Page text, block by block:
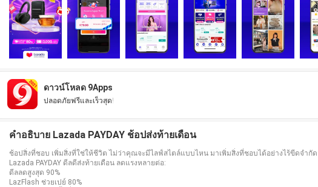
ดาวน์โหลด 9Apps
ปลอดภัยฟรีและเร็วสุด!
คำอธิบาย Lazada PAYDAY ช้อปส่งท้ายเดือน
ช้อปสิ่งที่ชอบ เพิ่มสิ่งที่ใช่ให้ชีวิต ไม่ว่าคุณจะมีไลฟ์สไตล์แบบไหน มาเพิ่มสิ่งที่ชอบได้อย่างไร้ขีดจำ
Lazada PAYDAY ดีลดีส่งท้ายเดือน ลดแรงหลายต่อ:
ดีลลดสูงสุด 90%
LazFlash ช่วยเปย์ 80%